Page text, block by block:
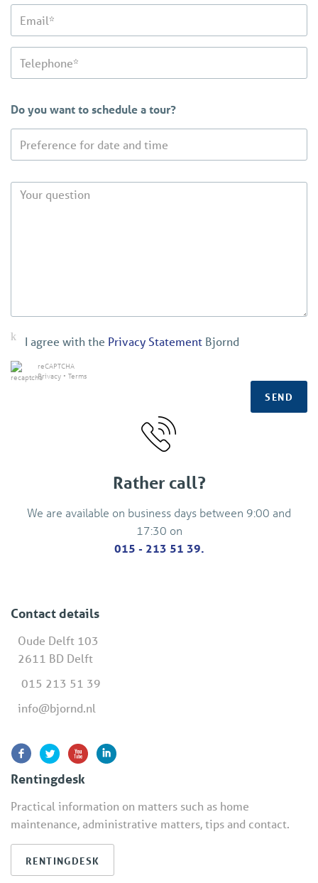
Do you want to schedule a tour?
I agree with the Privacy Statement Bjornd
reCAPTCHA
Privacy • Terms
SEND
Rather call?
We are available on business days between 9:00 and
17:30 on
015 - 213 51 39.
Contact details
Oude Delft 103
2611 BD Delft
015 213 51 39
info@bjornd.nl
Rentingdesk
Practical information on matters such as home
maintenance, administrative matters, tips and contact.
RENTINGDESK